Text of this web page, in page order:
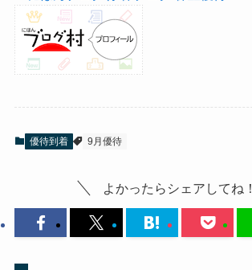
優待到着 9月優待
よかったらシェアしてね！